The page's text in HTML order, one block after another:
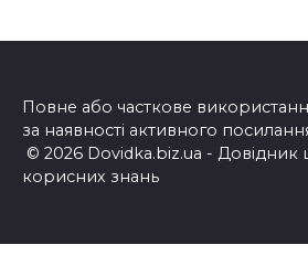
Повне або часткове
за наявності активного
© 2026 Dovidka.biz.ua - Довідник
корисних знань